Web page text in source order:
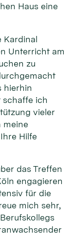
Haus eine
Kardinal
Unterricht am
zu
hierhin
schaffe ich
vieler
meine
Hilfe
das Treffen
engagieren
für die
mich sehr,